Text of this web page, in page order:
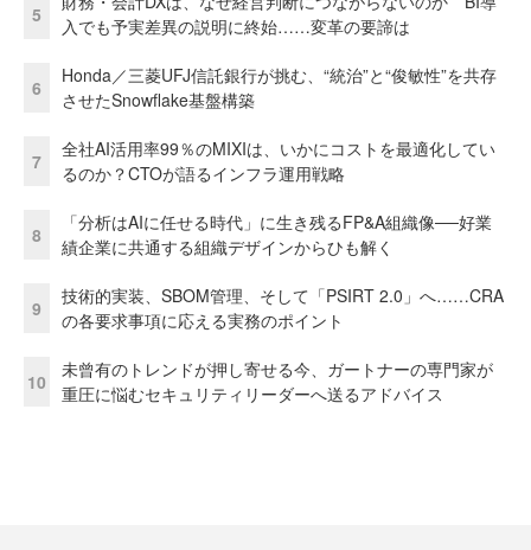
5
入でも予実差異の説明に終始……変革の要諦は
6
Honda／三菱UFJ信託銀行が挑む、“統治”と“俊敏性”を共存
させたSnowflake基盤構築
7
全社AI活用率99％のMIXIは、いかにコストを最適化してい
るのか？CTOが語るインフラ運用戦略
8
「分析はAIに任せる時代」に生き残るFP&A組織像──好業
績企業に共通する組織デザインからひも解く
9
技術的実装、SBOM管理、そして「PSIRT 2.0」へ……CRA
の各要求事項に応える実務のポイント
10
未曾有のトレンドが押し寄せる今、ガートナーの専門家が
重圧に悩むセキュリティリーダーへ送るアドバイス